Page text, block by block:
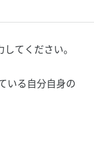
てください。
いる自分自身の